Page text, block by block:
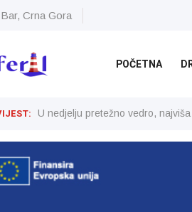
Bar, Crna Gora
POČETNA
U nedjelju pretežno vedro,